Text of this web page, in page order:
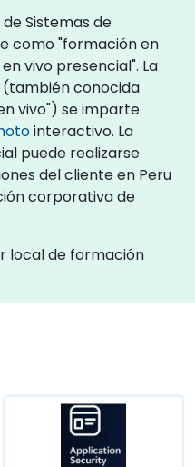
Sistemas de
como "formación en
vivo presencial". La
conocida
vivo") se imparte
interactivo. La
puede realizarse
del cliente en Peru
corporativa de
local de formación